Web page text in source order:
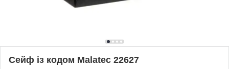
Сейф із кодом Malatec 22627